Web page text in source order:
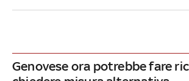
Genovese ora potrebbe fare